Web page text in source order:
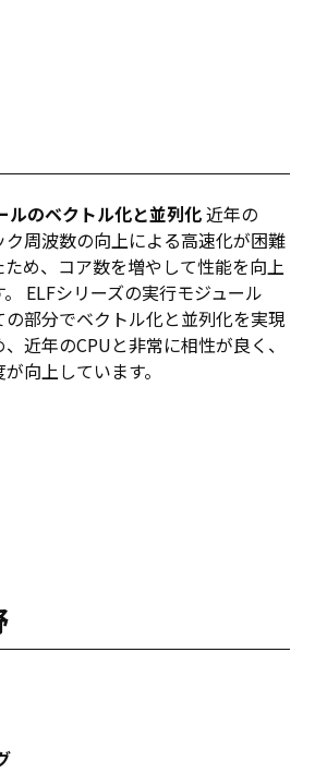
ルのベクトル化と並列化近年の
ク周波数の向上による高速化が困難
ため、コア数を増やして性能を向上
ELFシリーズの実行モジュール
の部分でベクトル化と並列化を実現
近年のCPUと非常に相性が良く、
向上しています。